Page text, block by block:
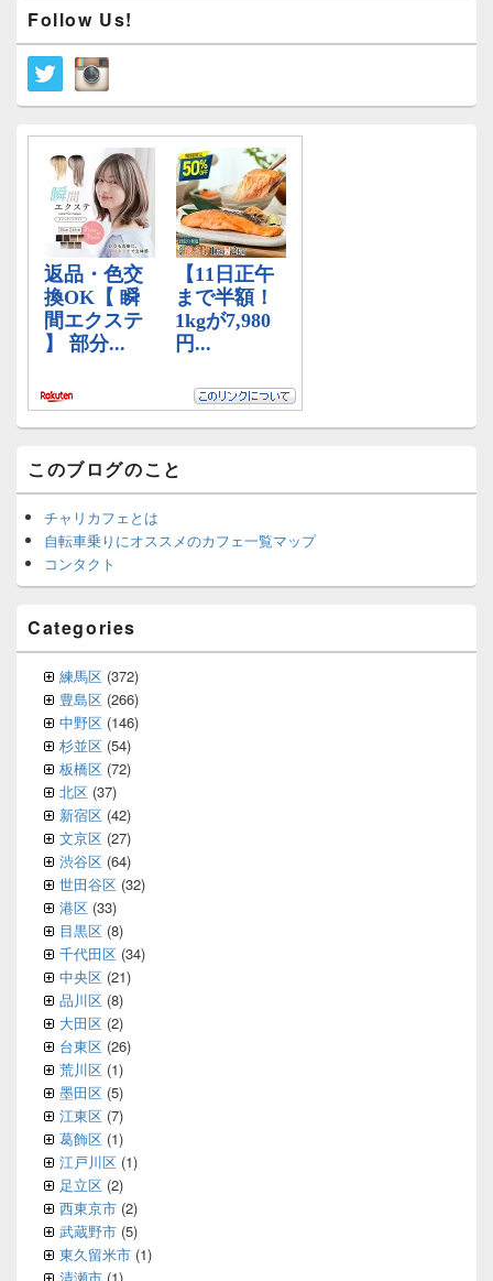
ゲ
ー
シ
ョ
ン
イ
ン
サ
ド
ー
Follow Us!
このブログのこと
チャリカフェとは
自転車乗りにオススメのカフェ一覧マップ
コンタクト
Categories
練馬区 (372)
豊島区 (266)
中野区 (146)
杉並区 (54)
板橋区 (72)
北区 (37)
新宿区 (42)
文京区 (27)
渋谷区 (64)
世田谷区 (32)
港区 (33)
目黒区 (8)
千代田区 (34)
中央区 (21)
品川区 (8)
大田区 (2)
台東区 (26)
荒川区 (1)
墨田区 (5)
江東区 (7)
葛飾区 (1)
江戸川区 (1)
足立区 (2)
西東京市 (2)
武蔵野市 (5)
東久留米市 (1)